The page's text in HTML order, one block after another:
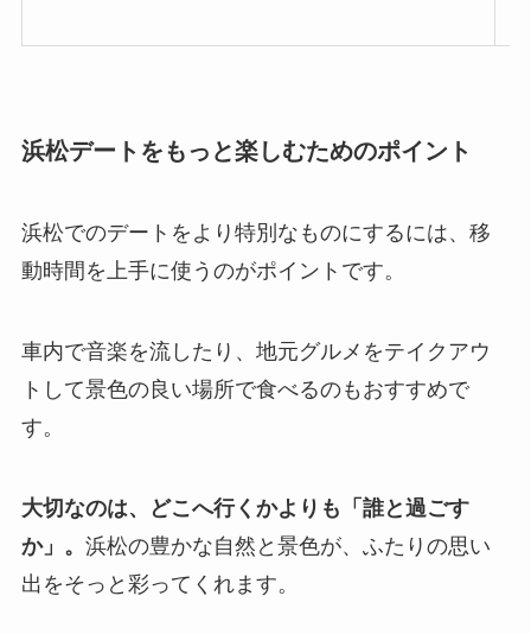
浜松デートをもっと楽しむためのポイント
浜松でのデートをより特別なものにするには、移
動時間を上手に使うのがポイントです。
車内で音楽を流したり、地元グルメをテイクアウ
トして景色の良い場所で食べるのもおすすめで
す。
大切なのは、どこへ行くかよりも「誰と過ごす
か」。 浜松の豊かな自然と景色が、ふたりの思い
出をそっと彩ってくれます。